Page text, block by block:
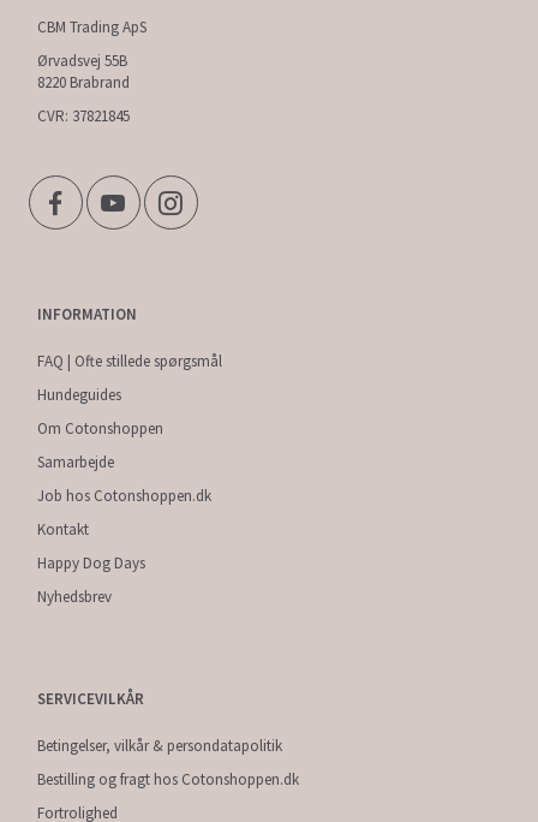
CBM Trading ApS
Ørvadsvej 55B
8220 Brabrand
CVR: 37821845
INFORMATION
FAQ | Ofte stillede spørgsmål
Hundeguides
Om Cotonshoppen
Samarbejde
Job hos Cotonshoppen.dk
Kontakt
Happy Dog Days
Nyhedsbrev
SERVICEVILKÅR
Betingelser, vilkår & persondatapolitik
Bestilling og fragt hos Cotonshoppen.dk
Fortrolighed